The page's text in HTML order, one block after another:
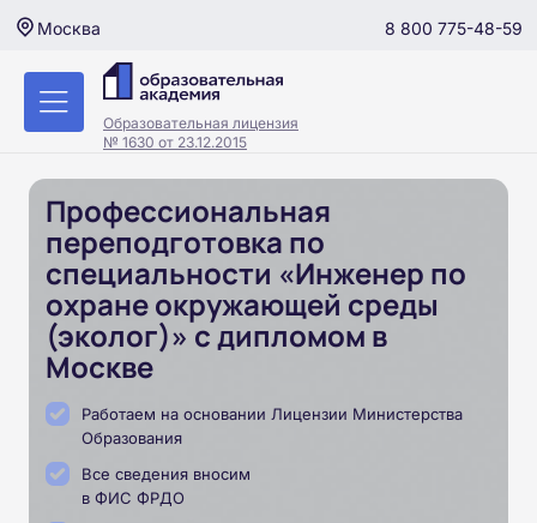
Москва 8 800 775-48-59
Образовательная лицензия
№ 1630 от 23.12.2015
Профессиональная
переподготовка по
специальности «Инженер по
охране окружающей среды
(эколог)» с дипломом в
Москве
Работаем на основании Лицензии Министерства
Образования
Все сведения вносим
в ФИС ФРДО